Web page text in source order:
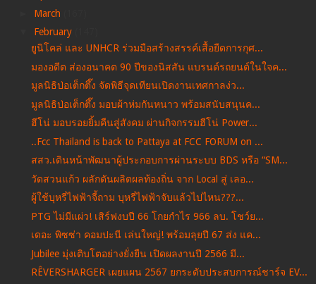
March
February
ยูนิโคล่ และ UNHCR ร่วมมือสร้างสรรค์เสื้อยืดการกุศ...
มองอดีต ส่องอนาคต 90 ปีของนิสสัน แบรนด์รถยนต์ในใจค...
มูลนิธิป่อเต็กตึ๊ง จัดพิธีจุดเทียนเปิดงานเทศกาลง่ว...
มูลนิธิป่อเต็กตึ๊ง มอบผ้าห่มกันหนาว พร้อมสนับสนุนค...
ฮีโน่ มอบรอยยิ้มคืนสู่สังคม ผ่านกิจกรรมฮีโน่ Power...
..Fcc Thailand is back to Pattaya at FCC FORUM on ...
สสว.เดินหน้าพัฒนาผู้ประกอบการผ่านระบบ BDS หรือ “SM...
วัดสวนแก้ว ผลักดันผลิตผลท้องถิ่น จาก Local สู่ เลอ...
ผู้ใช้บุหรี่ไฟฟ้าจี้ถาม บุหรี่ไฟฟ้าจับแล้วไปไหน???...
PTG ไม่มีแผ่ว! เสิร์ฟงบปี 66 โกยกำไร 966 ลบ. โชว์ย...
เดอะ พิซซ่า คอมปะนี เล่นใหญ่! พร้อมลุยปี 67 ส่ง แค...
Jubilee มุ่งเติบโตอย่างยั่งยืน เปิดผลงานปี 2566 มี...
RÊVERSHARGER เผยแผน 2567 ยกระดับประสบการณ์ชาร์จ EV...